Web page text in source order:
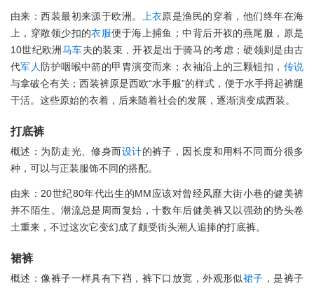
由来：西装最初来源于欧洲。 上衣原是渔民的穿着，他们终年在海
上，穿敞领少扣的衣服便于海上捕鱼；中背后开衩的燕尾服，原是
10世纪欧洲马车夫的装束，开衩是出于骑马的考虑；硬领则是由古
代军人 防护咽喉中箭的甲胄演变而来；衣袖沿上的三颗钮扣， 传说
与拿破仑有关；西装裤原是西欧“水手服”的样式，便于水手捋起裤腿
干活。这些原始的衣着，后来随着社会的发展，逐渐演变成西装。
打底裤
概述：为防走光、修身而设计的裤子，因长度和用料不同而分很多
种，可以与正装服饰不同的搭配。
由来：20世纪80年代出生的MM应该对曾经风靡大街小巷的健美裤
并不陌生。潮流总是周而复始，十数年后健美裤又以强劲的势头卷
土重来，不过这次它变幻成了颇受街头潮人追捧的打底裤。
裙裤
概述：像裤子一样具有下裆，裤下口放宽，外观形似裙子 ，是裤子